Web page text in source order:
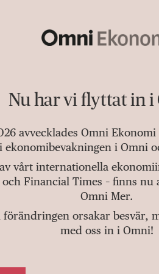
Nu har vi flyttat in i
avvecklades Omni
ekonomibevakningen i Omni
vårt internationella
Financial Times – finns
Omni Mer.
förändringen orsakar besvär,
med oss in i Omni!